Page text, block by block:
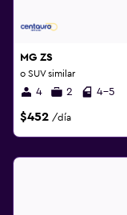
MG ZS
o SUV similar
4 2 4-5
$452 /día